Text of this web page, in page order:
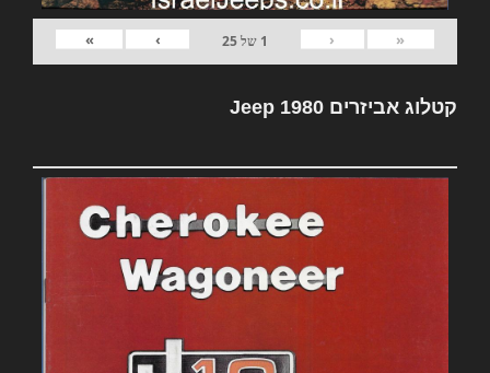
«
‹
1 של25
›
»
קטלוג אביזרים Jeep 1980